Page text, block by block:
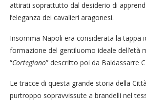
attirati soprattutto dal desiderio di
l’eleganza dei cavalieri aragonesi.
Insomma Napoli era considerata la tappa
formazione del gentiluomo ideale dell’età
“Cortegiano” descritto poi da Baldassarre
Le tracce di questa grande storia della
purtroppo sopravvissute a brandelli nel